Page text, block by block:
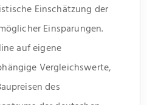
Einschätzung der
Einsparungen.
auf eigene
Vergleichswerte,
des